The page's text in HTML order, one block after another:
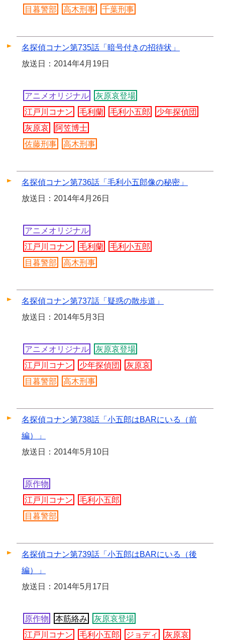
目暮警部 高木刑事 千葉刑事
名探偵コナン第735話「暗号付きの招待状」
放送日：2014年4月19日
アニメオリジナル
灰原哀登場
江戸川コナン
毛利蘭 毛利小五郎
少年探偵団
灰原哀
阿笠博士
佐藤刑事
高木刑事
名探偵コナン第736話「毛利小五郎像の秘密」
放送日：2014年4月26日
アニメオリジナル
江戸川コナン
毛利蘭
毛利小五郎
目暮警部
高木刑事
名探偵コナン第737話「疑惑の散歩道」
放送日：2014年5月3日
アニメオリジナル
灰原哀登場
江戸川コナン
少年探偵団
灰原哀
目暮警部
高木刑事
名探偵コナン第738話「小五郎はBARにいる（前
編）」
放送日：2014年5月10日
原作物
江戸川コナン
毛利小五郎
目暮警部
名探偵コナン第739話「小五郎はBARにいる（後
編）」
放送日：2014年5月17日
原作物 本筋絡み
灰原哀登場
江戸川コナン
毛利小五郎 ジョディ
灰原哀